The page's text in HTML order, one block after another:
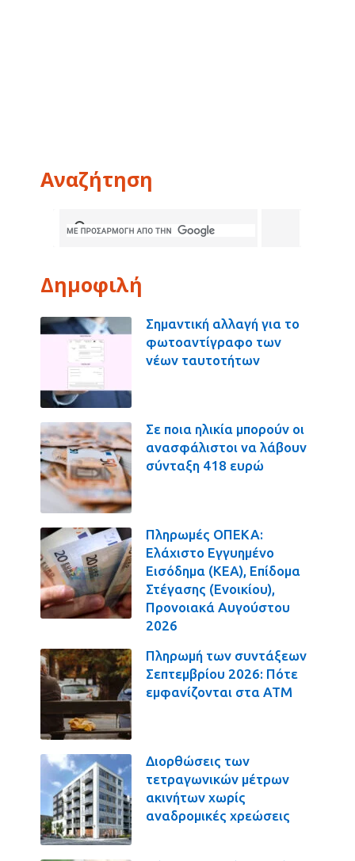
Αναζήτηση
Δημοφιλή
Σημαντική αλλαγή για το
φωτοαντίγραφο των
νέων ταυτοτήτων
Σε ποια ηλικία μπορούν οι
ανασφάλιστοι να λάβουν
σύνταξη 418 ευρώ
Πληρωμές ΟΠΕΚΑ:
Ελάχιστο Εγγυημένο
Εισόδημα (ΚΕΑ), Επίδομα
Στέγασης (Ενοικίου),
Προνοιακά Αυγούστου
2026
Πληρωμή των συντάξεων
Σεπτεμβρίου 2026: Πότε
εμφανίζονται στα ΑΤΜ
Διορθώσεις των
τετραγωνικών μέτρων
ακινήτων χωρίς
αναδρομικές χρεώσεις